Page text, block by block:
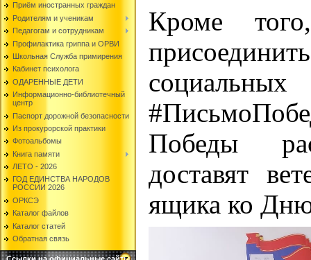
Приём иностранных граждан
Родителям и ученикам
Педагогам и сотрудникам
Профилактика гриппа и ОРВИ
Школьная Служба примирения
Кабинет психолога
ОДАРЕННЫЕ ДЕТИ
Информационно-библиотечный
центр
Паспорт дорожной безопасности
Из прокурорской практики
Фотоальбомы
Книга памяти
ЛЕТО - 2026
ГОД ЕДИНСТВА НАРОДОВ
РОССИИ 2026
ОРКСЭ
Каталог файлов
Каталог статей
Обратная связь
Кроме
Победы
доставят
ящика ко